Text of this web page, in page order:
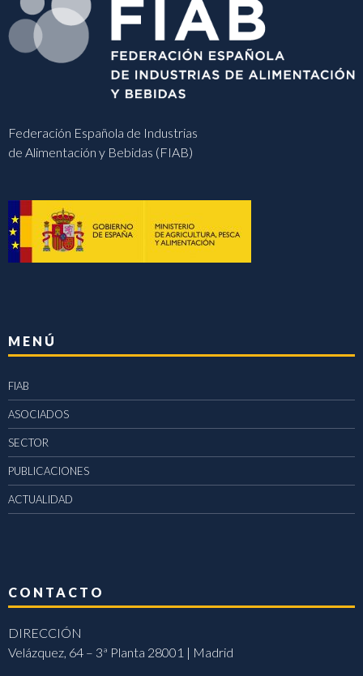
Federación Española de Industrias
de Alimentación y Bebidas (FIAB)
MENÚ
FIAB
ASOCIADOS
SECTOR
PUBLICACIONES
ACTUALIDAD
CONTACTO
DIRECCIÓN
Velázquez, 64 – 3ª Planta 28001 | Madrid